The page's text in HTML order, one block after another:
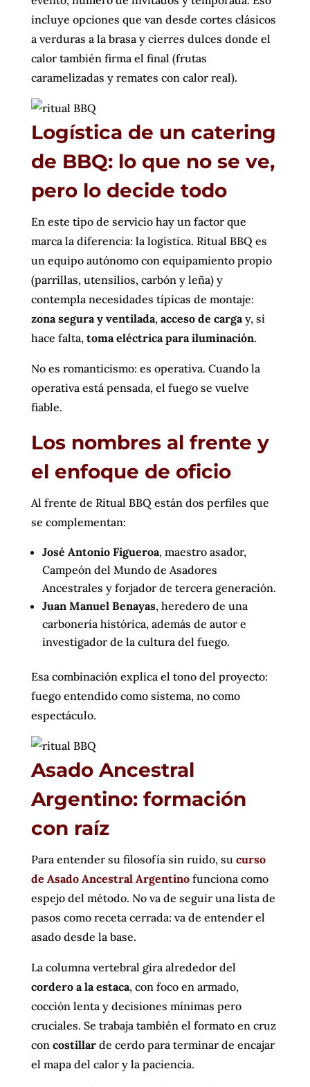
incluye opciones que van desde cortes clásicos
a verduras a la brasa y cierres dulces donde el
calor también firma el final (frutas
caramelizadas y remates con calor real).
Logística de un catering
de BBQ: lo que no se ve,
pero lo decide todo
En este tipo de servicio hay un factor que
marca la diferencia: la logística. Ritual BBQ es
un equipo autónomo con equipamiento propio
(parrillas, utensilios, carbón y leña) y
contempla necesidades típicas de montaje:
zona segura y ventilada, acceso de cargay, si
hace falta, toma eléctrica para iluminación.
No es romanticismo: es operativa. Cuando la
operativa está pensada, el fuego se vuelve
fiable.
Los nombres al frente y
el enfoque de oficio
Al frente de Ritual BBQ están dos perfiles que
se complementan:
José Antonio Figueroa, maestro asador,
Campeón del Mundo de Asadores
Ancestrales y forjador de tercera generación.
Juan Manuel Benayas, heredero de una
carbonería histórica, además de autor e
investigador de la cultura del fuego.
Esa combinación explica el tono del proyecto:
fuego entendido como sistema, no como
espectáculo.
Asado Ancestral
Argentino: formación
con raíz
Para entender su filosofía sin ruido, su curso
de Asado Ancestral Argentinofunciona como
espejo del método. No va de seguir una lista de
pasos como receta cerrada: va de entender el
asado desde la base.
La columna vertebral gira alrededor del
cordero a la estaca, con foco en armado,
cocción lenta y decisiones mínimas pero
cruciales. Se trabaja también el formato en cruz
con costillarde cerdo para terminar de encajar
el mapa del calor y la paciencia.